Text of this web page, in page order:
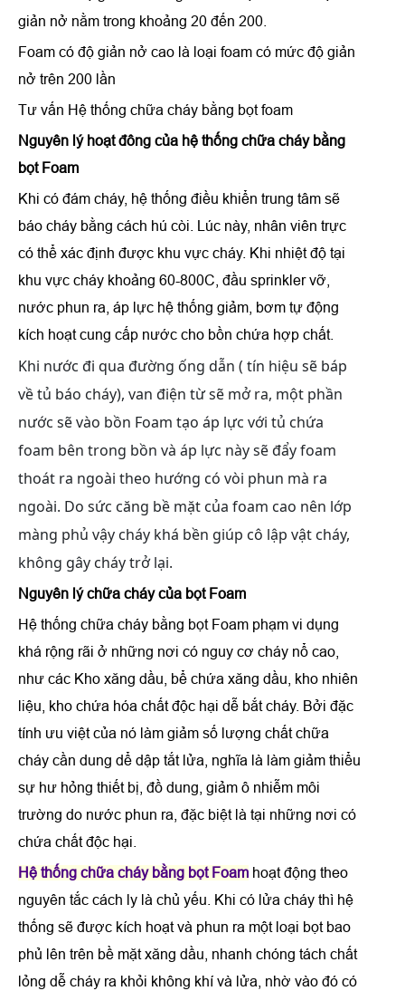
giản nở nằm trong khoảng 20 đến 200.
Foam có độ giản nở cao là loại foam có mức độ giản
nở trên 200 lần
Tư vấn Hệ thống chữa cháy bằng bọt foam
Nguyên lý hoạt đông của hệ thống chữa cháy bằng
bọt Foam
Khi có đám cháy, hệ thống điều khiển trung tâm sẽ
báo cháy bằng cách hú còi. Lúc này, nhân viên trực
có thể xác định được khu vực cháy. Khi nhiệt độ tại
khu vực cháy khoảng 60-800C, đầu sprinkler vỡ,
nước phun ra, áp lực hệ thống giảm, bơm tự động
kích hoạt cung cấp nước cho bồn chứa hợp chất.
Khi nước đi qua đường ống dẫn ( tín hiệu sẽ báp
về tủ báo cháy), van điện từ sẽ mở ra, một phần
nước sẽ vào bồn Foam tạo áp lực với tủ chứa
foam bên trong bồn và áp lực này sẽ đẩy foam
thoát ra ngoài theo hướng có vòi phun mà ra
ngoài. Do sức căng bề mặt của foam cao nên lớp
màng phủ vậy cháy khá bền giúp cô lập vật cháy,
không gây cháy trở lại.
Nguyên lý chữa cháy của bọt Foam
Hệ thống chữa cháy bằng bọt Foam phạm vi dụng
khá rộng rãi ở những nơi có nguy cơ cháy nổ cao,
như các Kho xăng dầu, bể chứa xăng dầu, kho nhiên
liệu, kho chứa hóa chất độc hại dễ bắt cháy. Bởi đặc
tính ưu việt của nó làm giảm số lượng chất chữa
cháy cần dung dể dập tắt lửa, nghĩa là làm giảm thiểu
sự hư hỏng thiết bị, đồ dung, giảm ô nhiễm môi
trường do nước phun ra, đặc biệt là tại những nơi có
chứa chất độc hại.
Hệ thống chữa cháy bằng bọt Foam hoạt động theo
nguyên tắc cách ly là chủ yếu. Khi có lửa cháy thì hệ
thống sẽ được kích hoạt và phun ra một loại bọt bao
phủ lên trên bề mặt xăng dầu, nhanh chóng tách chất
lỏng dễ cháy ra khỏi không khí và lửa, nhờ vào đó có